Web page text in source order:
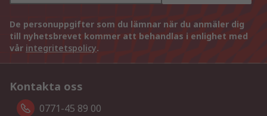
De personuppgifter som du lämnar när du anmäler dig
till nyhetsbrevet kommer att behandlas i enlighet med
vår integritetspolicy.
Kontakta oss
0771-45 89 00